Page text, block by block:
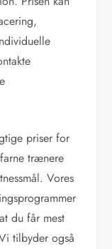
priser for
trænere
Vores
du får mest
tilbyder også